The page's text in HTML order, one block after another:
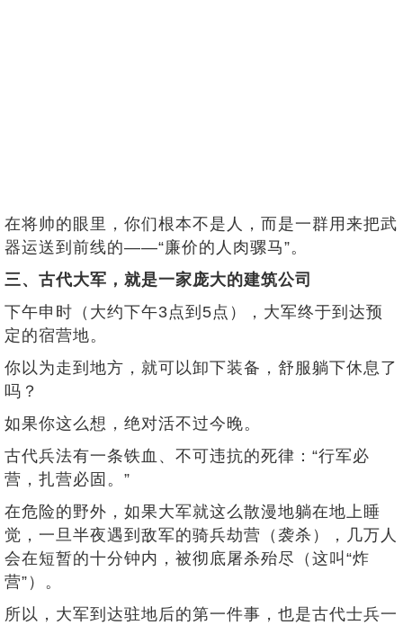
在将帅的眼里，你们根本不是人，而是一群用来把武
器运送到前线的——“廉价的人肉骡马”。
三、古代大军，就是一家庞大的建筑公司
下午申时（大约下午3点到5点），大军终于到达预
定的宿营地。
你以为走到地方，就可以卸下装备，舒服躺下休息了
吗？
如果你这么想，绝对活不过今晚。
古代兵法有一条铁血、不可违抗的死律：“行军必
营，扎营必固。”
在危险的野外，如果大军就这么散漫地躺在地上睡
觉，一旦半夜遇到敌军的骑兵劫营（袭杀），几万人
会在短暂的十分钟内，被彻底屠杀殆尽（这叫“炸
营”）。
所以，大军到达驻地后的第一件事，也是古代士兵一